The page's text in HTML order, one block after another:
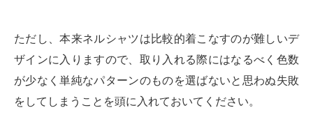
ただし、本来ネルシャツは比較的着こなすのが難しいデ
ザインに入りますので、取り入れる際にはなるべく色数
が少なく単純なパターンのものを選ばないと思わぬ失敗
をしてしまうことを頭に入れておいてください。